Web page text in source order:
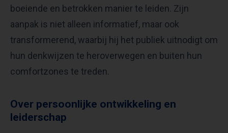
boeiende en betrokken manier te leiden. Zijn
aanpak is niet alleen informatief, maar ook
transformerend, waarbij hij het publiek uitnodigt om
hun denkwijzen te heroverwegen en buiten hun
comfortzones te treden.
Over persoonlijke ontwikkeling en
leiderschap